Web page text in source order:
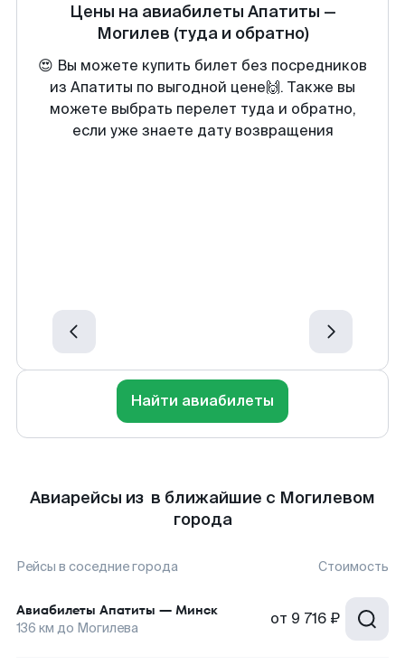
Цены на авиабилеты Апатиты —
Могилев (туда и обратно)
😍 Вы можете купить билет без посредников
из Апатиты по выгодной цене🙌. Также вы
можете выбрать перелет туда и обратно,
если уже знаете дату возвращения
Найти авиабилеты
Авиарейсы из в ближайшие с Могилевом
города
Рейсы в соседние города Стоимость
Авиабилеты Апатиты — Минск
136 км до Могилева от 9 716 ₽